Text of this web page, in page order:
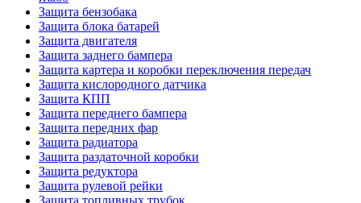
Защита бензобака
Защита блока батарей
Защита двигателя
Защита заднего бампера
Защита картера и коробки переключения передач
Защита кислородного датчика
Защита КПП
Защита переднего бампера
Защита передних фар
Защита радиатора
Защита раздаточной коробки
Защита редуктора
Защита рулевой рейки
Защита топливных трубок